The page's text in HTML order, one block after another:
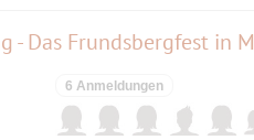
- Das Frundsbergfest in
6 Anmeldungen